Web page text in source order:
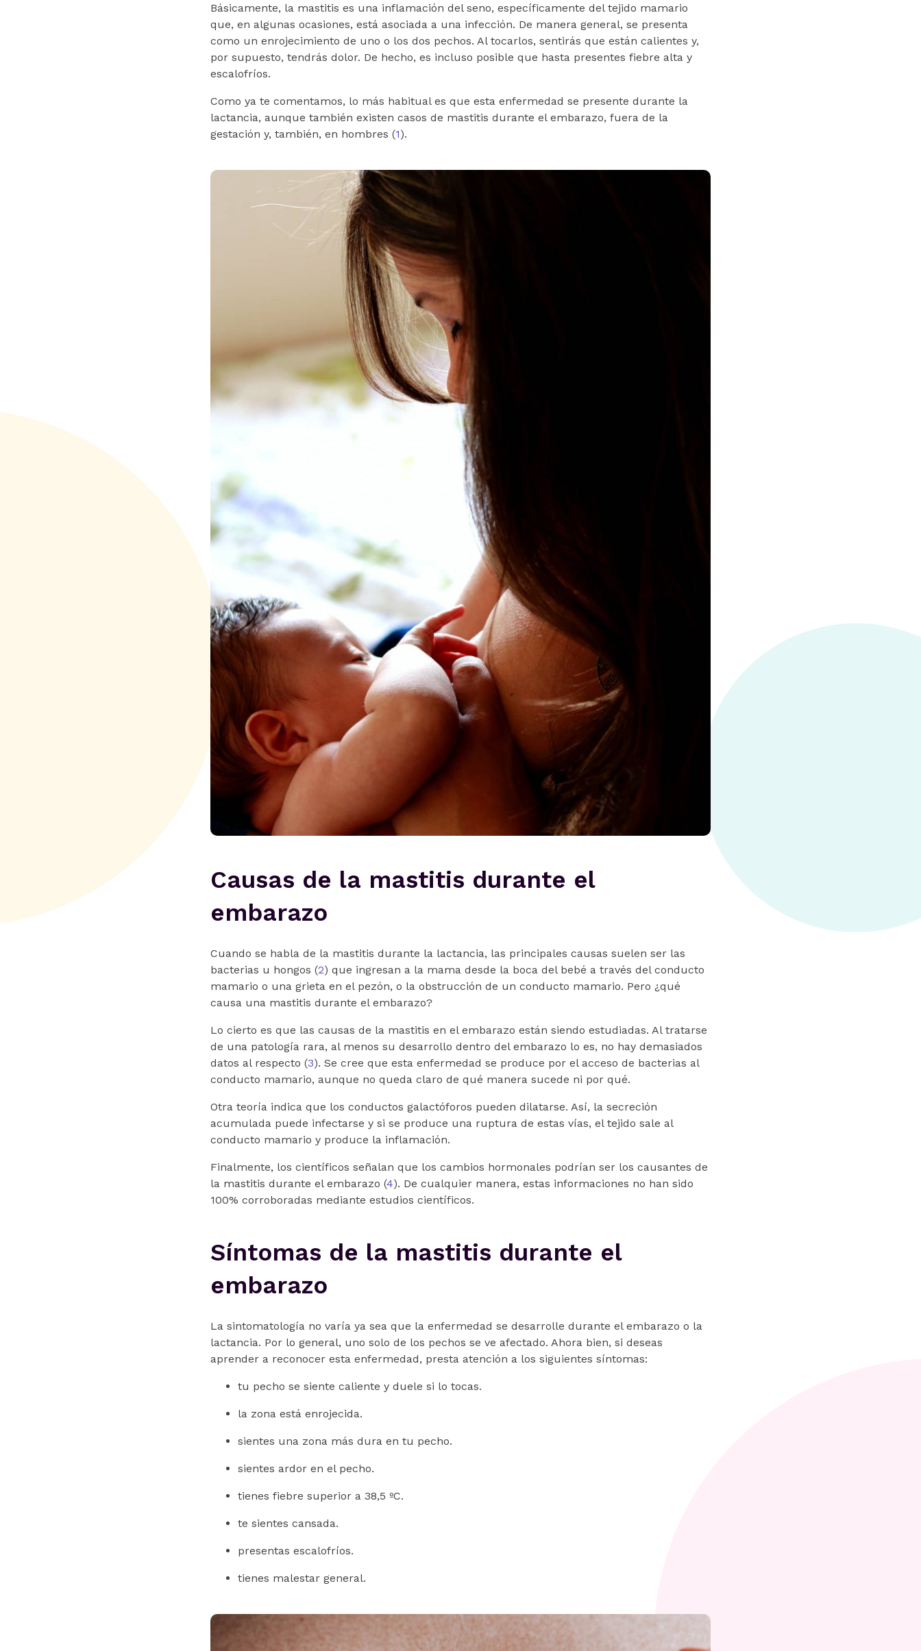
Básicamente, la mastitis es una inflamación del seno, específicamente del tejido mamario
que, en algunas ocasiones, está asociada a una infección. De manera general, se presenta
como un enrojecimiento de uno o los dos pechos. Al tocarlos, sentirás que están calientes y,
por supuesto, tendrás dolor. De hecho, es incluso posible que hasta presentes fiebre alta y
escalofríos.
Como ya te comentamos, lo más habitual es que esta enfermedad se presente durante la
lactancia, aunque también existen casos de mastitis durante el embarazo, fuera de la
gestación y, también, en hombres (1).
Causas de la mastitis durante el
embarazo
Cuando se habla de la mastitis durante la lactancia, las principales causas suelen ser las
bacterias u hongos (2) que ingresan a la mama desde la boca del bebé a través del conducto
mamario o una grieta en el pezón, o la obstrucción de un conducto mamario. Pero ¿qué
causa una mastitis durante el embarazo?
Lo cierto es que las causas de la mastitis en el embarazo están siendo estudiadas. Al tratarse
de una patología rara, al menos su desarrollo dentro del embarazo lo es, no hay demasiados
datos al respecto (3). Se cree que esta enfermedad se produce por el acceso de bacterias al
conducto mamario, aunque no queda claro de qué manera sucede ni por qué.
Otra teoría indica que los conductos galactóforos pueden dilatarse. Así, la secreción
acumulada puede infectarse y si se produce una ruptura de estas vías, el tejido sale al
conducto mamario y produce la inflamación.
Finalmente, los científicos señalan que los cambios hormonales podrían ser los causantes de
la mastitis durante el embarazo (4). De cualquier manera, estas informaciones no han sido
100% corroboradas mediante estudios científicos.
Síntomas de la mastitis durante el
embarazo
La sintomatología no varía ya sea que la enfermedad se desarrolle durante el embarazo o la
lactancia. Por lo general, uno solo de los pechos se ve afectado. Ahora bien, si deseas
aprender a reconocer esta enfermedad, presta atención a los siguientes síntomas:
tu pecho se siente caliente y duele si lo tocas.
la zona está enrojecida.
sientes una zona más dura en tu pecho.
sientes ardor en el pecho.
tienes fiebre superior a 38,5 ºC.
te sientes cansada.
presentas escalofríos.
tienes malestar general.